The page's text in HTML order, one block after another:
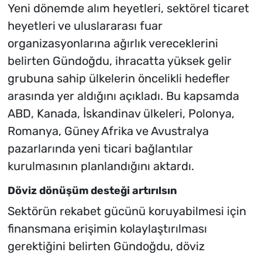
Yeni dönemde alım heyetleri, sektörel ticaret
heyetleri ve uluslararası fuar
organizasyonlarına ağırlık vereceklerini
belirten Gündoğdu, ihracatta yüksek gelir
grubuna sahip ülkelerin öncelikli hedefler
arasında yer aldığını açıkladı. Bu kapsamda
ABD, Kanada, İskandinav ülkeleri, Polonya,
Romanya, Güney Afrika ve Avustralya
pazarlarında yeni ticari bağlantılar
kurulmasının planlandığını aktardı.
Döviz dönüşüm desteği artırılsın
Sektörün rekabet gücünü koruyabilmesi için
finansmana erişimin kolaylaştırılması
gerektiğini belirten Gündoğdu, döviz